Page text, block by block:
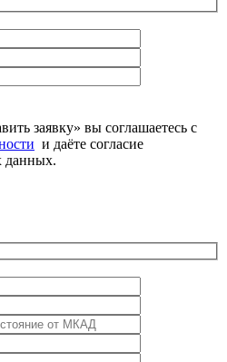
заявку» вы соглашаетесь с
и даёте согласие
данных.